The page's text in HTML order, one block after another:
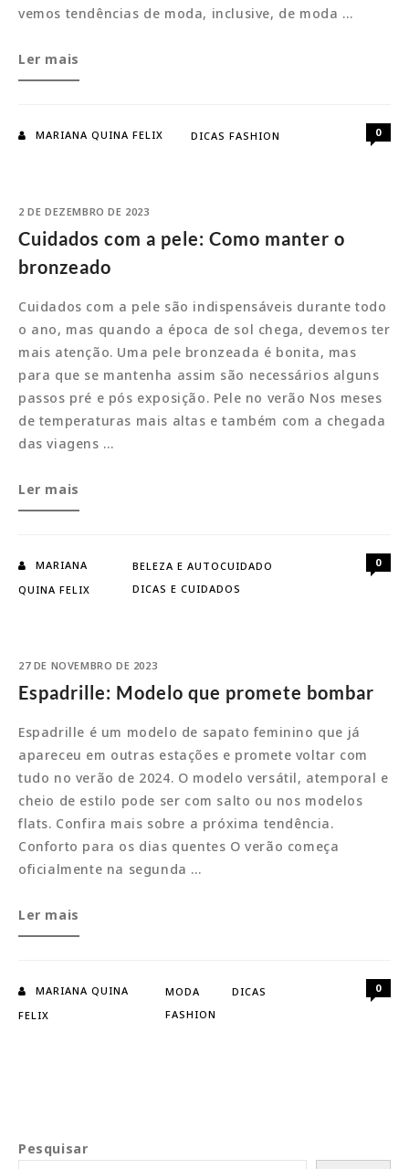
vemos tendências de moda, inclusive, de moda …
Biquíni:
O
cortininha
Ler mais
MARIANA QUINA FELIX DICAS FASHION 0
2 DE DEZEMBRO DE 2023
Cuidados com a pele: Como manter o
bronzeado
Cuidados com a pele são indispensáveis durante todo
o ano, mas quando a época de sol chega, devemos ter
mais atenção. Uma pele bronzeada é bonita, mas
para que se mantenha assim são necessários alguns
passos pré e pós exposição. Pele no verão Nos meses
de temperaturas mais altas e também com a chegada
das viagens …
Cuidados
com
pele:
Ler mais
MARIANA
QUINA FELIX
BELEZA E AUTOCUIDADO
DICAS E CUIDADOS
0
27 DE NOVEMBRO DE 2023
Espadrille: Modelo que promete bombar
Espadrille é um modelo de sapato feminino que já
apareceu em outras estações e promete voltar com
tudo no verão de 2024. O modelo versátil, atemporal e
cheio de estilo pode ser com salto ou nos modelos
flats. Confira mais sobre a próxima tendência.
Conforto para os dias quentes O verão começa
oficialmente na segunda …
Espadrille:
Modelo
promete
Ler mais
MARIANA QUINA
FELIX
MODA
DICAS
FASHION
0
Pesquisar